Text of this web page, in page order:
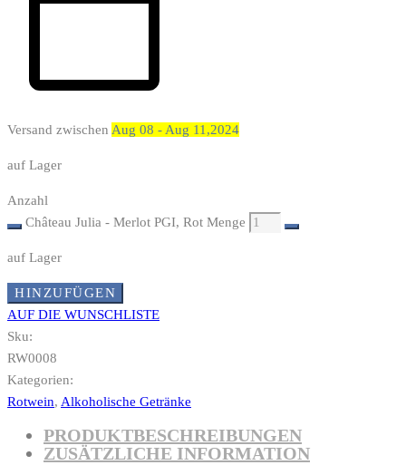
Versand zwischen Aug 08 - Aug 11,2024
auf Lager
Anzahl
Château Julia - Merlot PGI, Rot Menge
auf Lager
HINZUFÜGEN
AUF DIE WUNSCHLISTE
Sku:
RW0008
Kategorien:
Rotwein, Alkoholische Getränke
PRODUKTBESCHREIBUNGEN
ZUSÄTZLICHE INFORMATION